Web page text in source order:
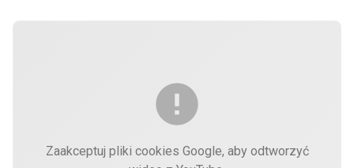
Zaakceptuj pliki cookies Google, aby odtworzyć